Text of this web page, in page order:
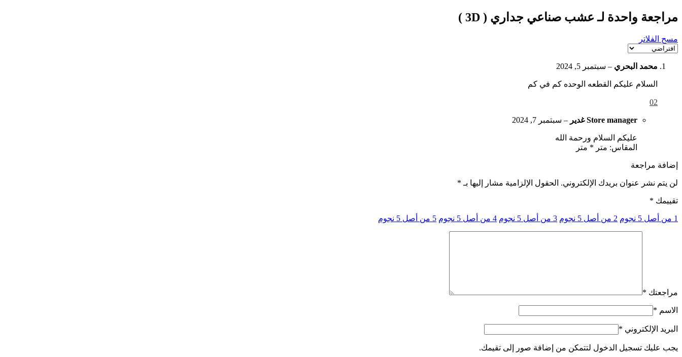
مراجعة واحدة لـ عشب صناعي جداري ( 3D )
مسح الفلاتر
محمد البحري – سبتمبر 5, 2024
السلام عليكم القطعه الوحده كم في كم
2
0
Store manager غدير – سبتمبر 7, 2024
عليكم السلام ورحمة الله
المقاس: متر * متر
إضافة مراجعة
لن يتم نشر عنوان بريدك الإلكتروني. الحقول الإلزامية مشار إليها بـ *
تقييمك *
1 من أصل 5 نجوم 2 من أصل 5 نجوم 3 من أصل 5 نجوم 4 من أصل 5 نجوم 5 من أصل 5 نجوم
مراجعتك *
الاسم *
البريد الإلكتروني *
يجب عليك تسجيل الدخول لتتمكن من إضافة صور إلى تقيمك.